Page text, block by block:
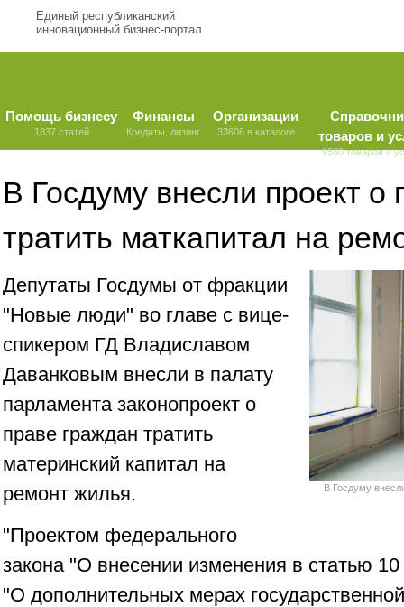
Единый республиканский
инновационный бизнес-портал
Помощь бизнесу
1837 статей
Финансы
Кредиты, лизинг
Организации
33606 в каталоге
товаров и
9580 товаров и
В Госдуму внесли проект о
тратить маткапитал на
В Госдуму
Депутаты Госдумы от фракции
"Новые люди" во главе с вице-
спикером ГД Владиславом
Даванковым внесли в палату
парламента законопроект о
праве граждан тратить
материнский капитал на
ремонт жилья.
"Проектом федерального
закона "О внесении изменения в статью
"О дополнительных мерах